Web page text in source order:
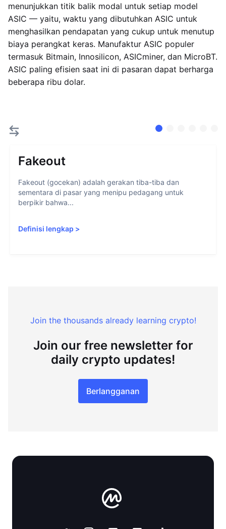
menunjukkan titik balik modal untuk setiap model
ASIC — yaitu, waktu yang dibutuhkan ASIC untuk
menghasilkan pendapatan yang cukup untuk menutup
biaya perangkat keras. Manufaktur ASIC populer
termasuk Bitmain, Innosilicon, ASICminer, dan MicroBT.
ASIC paling efisien saat ini di pasaran dapat berharga
beberapa ribu dolar.
Fakeout
Fakeout (gocekan) adalah gerakan tiba-tiba dan
sementara di pasar yang menipu pedagang untuk
berpikir bahwa...
Definisi lengkap >
Join the thousands already learning crypto!
Join our free newsletter for
daily crypto updates!
Berlangganan